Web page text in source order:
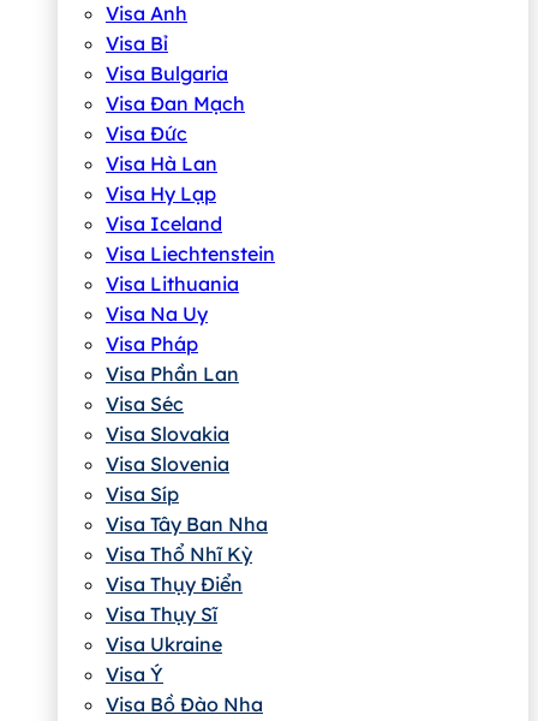
Visa Anh
Visa Bỉ
Visa Bulgaria
Visa Đan Mạch
Visa Đức
Visa Hà Lan
Visa Hy Lạp
Visa Iceland
Visa Liechtenstein
Visa Lithuania
Visa Na Uy
Visa Pháp
Visa Phần Lan
Visa Séc
Visa Slovakia
Visa Slovenia
Visa Síp
Visa Tây Ban Nha
Visa Thổ Nhĩ Kỳ
Visa Thụy Điển
Visa Thụy Sĩ
Visa Ukraine
Visa Ý
Visa Bồ Đào Nha